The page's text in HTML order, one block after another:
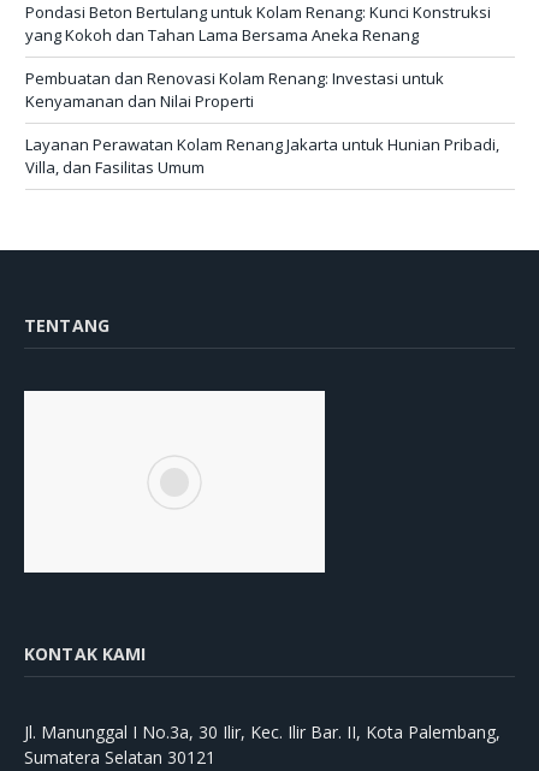
Pondasi Beton Bertulang untuk Kolam Renang: Kunci Konstruksi
yang Kokoh dan Tahan Lama Bersama Aneka Renang
Pembuatan dan Renovasi Kolam Renang: Investasi untuk
Kenyamanan dan Nilai Properti
Layanan Perawatan Kolam Renang Jakarta untuk Hunian Pribadi,
Villa, dan Fasilitas Umum
TENTANG
KONTAK KAMI
Jl. Manunggal I No.3a, 30 Ilir, Kec. Ilir Bar. II, Kota Palembang,
Sumatera Selatan 30121